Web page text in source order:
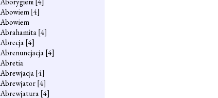
Abowiem[4]
Abowiem
Abrahamita[4]
Abrecja[4]
Abrenuncjacja[4]
Abretia
Abrewjacja[4]
Abrewjator[4]
Abrewjatura[4]